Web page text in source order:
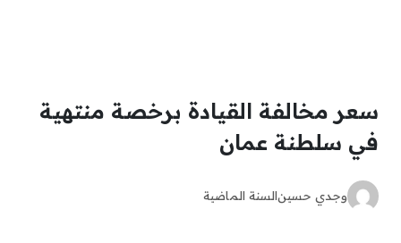
سعر مخالفة القيادة برخصة منتهية
في سلطنة عمان
وجدي حسينالسنة الماضية